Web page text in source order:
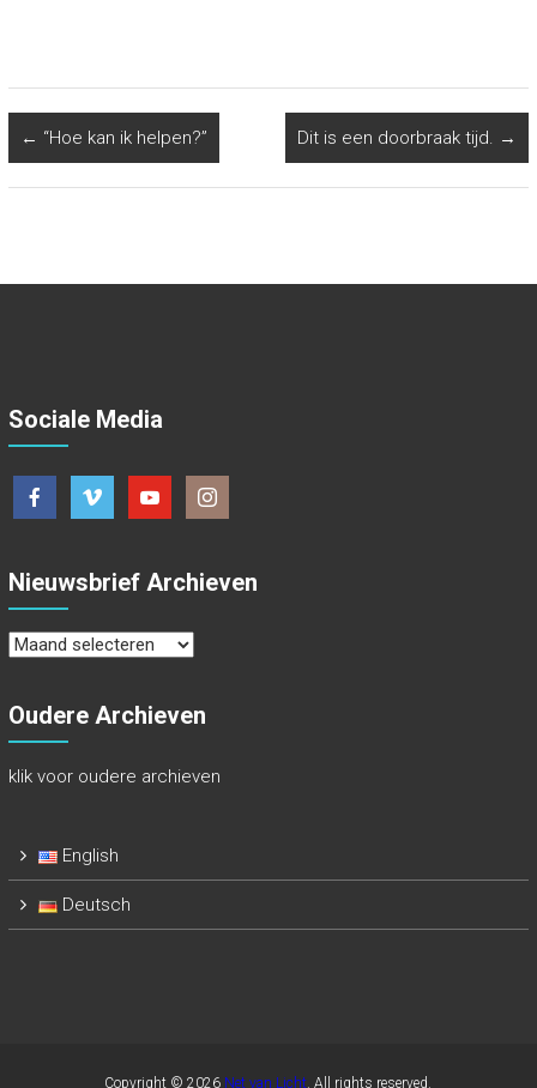
← “Hoe kan ik helpen?” Dit is een doorbraak tijd. →
Sociale Media
Nieuwsbrief Archieven
Nieuwsbrief
Oudere Archieven
klik voor oudere archieven
English
Deutsch
Copyright © 2026 Net van Licht. All rights reserved.